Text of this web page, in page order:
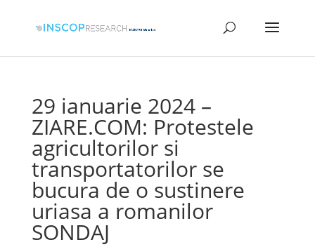
29 ianuarie 2024 –
ZIARE.COM: Protestele
agricultorilor si
transportatorilor se
bucura de o sustinere
uriasa a romanilor
SONDAJ